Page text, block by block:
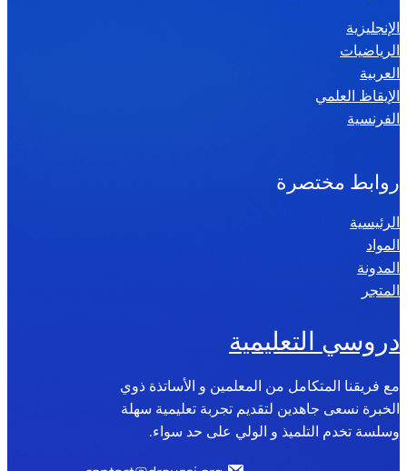
الإنجليزية
الرياضيات
العربية
الإيقاظ العلمي
الفرنسية
روابط مختصرة
الرئيسية
المواد
المدونة
المتجر
دروسي التعليمية
مع فريقنا المتكامل من المعلمين و الأساتذة ذوي
الخبرة نسعى جاهدين لتقديم تجربة تعليمية سهلة
وسلسة تخدم التلميذ و الولي على حد سواء.